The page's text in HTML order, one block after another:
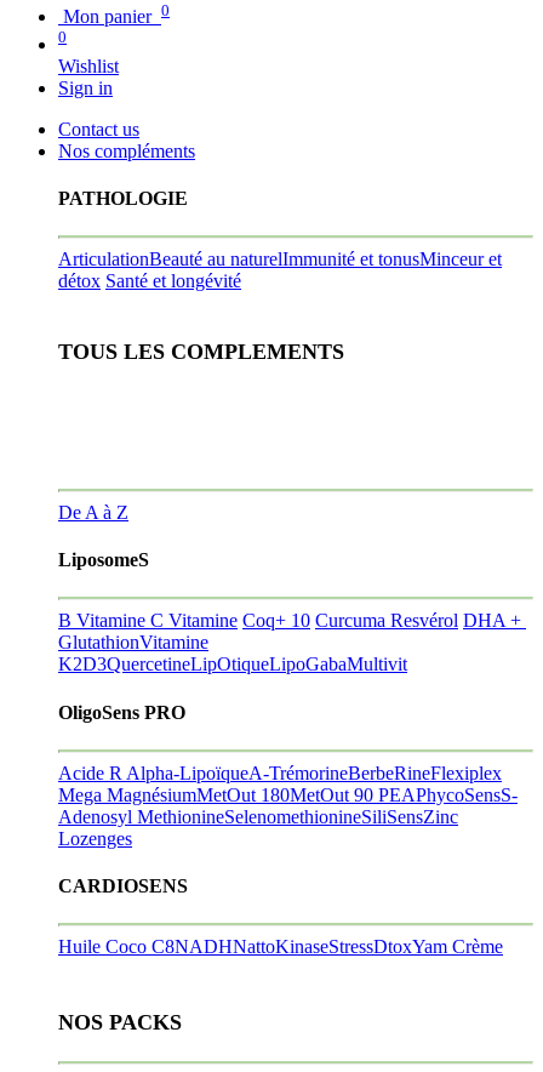
Mon panier 0
0
Wishlist
Sign in
Contact us
Nos compléments
PATHOLOGIE
ArticulationBeauté au naturelImmunité et tonusMinceur et
détox Santé et longévité
TOUS LES COMPLEMENTS
De A à Z
LiposomeS
B Vitamine C Vitamine Coq+ 10 Curcuma Resvérol DHA +
GlutathionVitamine
K2D3QuercetineLipOtiqueLipoGabaMultivit
OligoSens PRO
Acide R Alpha-LipoïqueA-TrémorineBerbeRineFlexiplex
Mega MagnésiumMetOut 180MetOut 90 PEAPhycoSensS-
Adenosyl MethionineSelenomethionineSiliSensZinc
Lozenges
CARDIOSENS
Huile Coco C8NADHNattoKinaseStressDtoxYam Crème
NOS PACKS